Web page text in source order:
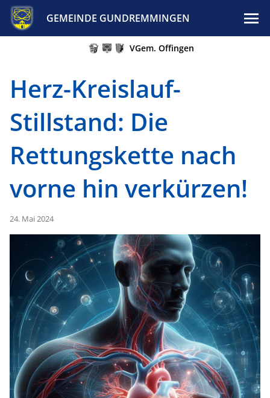
GEMEINDE GUNDREMMINGEN
VGem. Offingen
Herz-Kreislauf-
Stillstand: Die
Rettungskette nach
vorne hin verkürzen!
24. Mai 2024